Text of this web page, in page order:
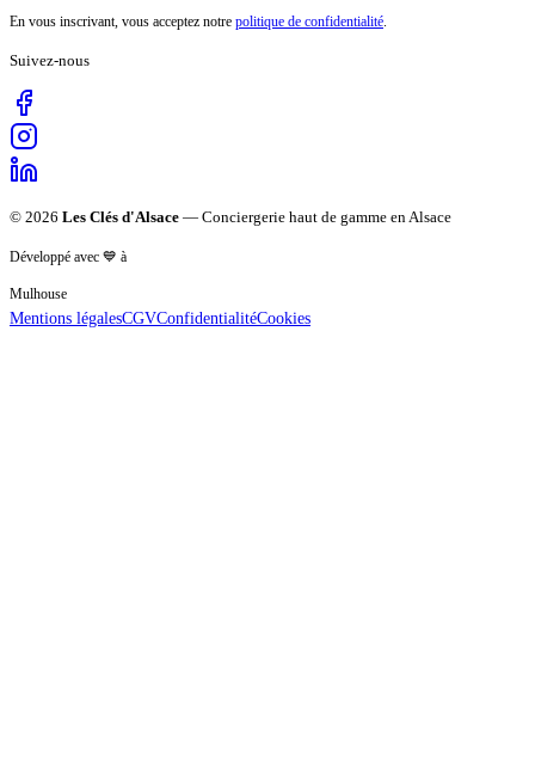
En vous inscrivant, vous acceptez notre politique de confidentialité.
Suivez-nous
© 2026 Les Clés d'Alsace — Conciergerie haut de gamme en Alsace
Développé avec 💙 à
Mulhouse
Mentions légalesCGVConfidentialitéCookies